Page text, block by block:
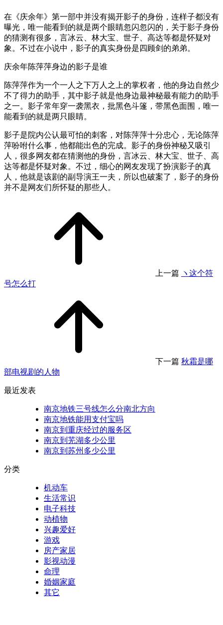
在《庆余年》第一部中并没有揭开影子的身份，连样子都没有
曝光，唯一能看到的就是两个眼睛忽闪忽闪的，关于影子身份
的猜测有很多，言冰云、林大宝、世子、高达等都是怀疑对
象。不过在小说中，影子的真实身份是四顾剑的弟弟。
庆余年陈萍萍身边的影子是谁
陈萍萍作为一个一人之下万人之上的掌权者，他的身边自然少
不了得力的助手，其中影子就是他身边最神秘最有能力的助手
之一。影子常年穿一袭黑衣，批黑色斗篷，带黑色面围，唯一
能看到的就是两只眼睛。
影子是院内公认最可怕的刺客，对陈萍萍十分忠心，无论陈萍
萍吩咐什么事，他都能出色的完成。影子的身份神秘又吸引
人，很多网友都在猜测他的身份，言冰云、林大宝、世子、高
达等都是怀疑对象。不过，细心的网友发现了扮演影子的真
人，他就是该剧的副导演王一夫，所以也破案了，影子的身份
并不是网友们所怀疑的那些人。
上一篇 ヽ这个符
号怎么打
下一篇 秋霜是哪
部电视剧的人物
最近发表
南京地铁三号线怎么分南北方向
南京地铁能用支付宝吗
南京到重庆经过的服务区
南京到芜湖多少公里
南京到苏州多少公里
分类
机动车
生活常识
电子科技
动植物
兴趣爱好
游戏
房产家居
影视动漫
命理
婚姻家庭
其它